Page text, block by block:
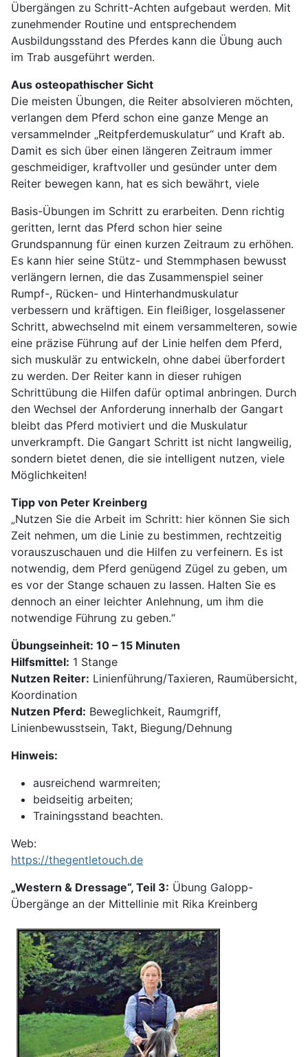
Übergängen zu Schritt-Achten aufgebaut werden. Mit
zunehmender Routine und entsprechendem
Ausbildungsstand des Pferdes kann die Übung auch
im Trab ausgeführt werden.
Aus osteopathischer Sicht
Die meisten Übungen, die Reiter absolvieren möchten,
verlangen dem Pferd schon eine ganze Menge an
versammelnder „Reitpferdemuskulatur“ und Kraft ab.
Damit es sich über einen längeren Zeitraum immer
geschmeidiger, kraftvoller und gesünder unter dem
Reiter bewegen kann, hat es sich bewährt, viele
Basis-Übungen im Schritt zu erarbeiten. Denn richtig
geritten, lernt das Pferd schon hier seine
Grundspannung für einen kurzen Zeitraum zu erhöhen.
Es kann hier seine Stütz- und Stemmphasen bewusst
verlängern lernen, die das Zusammenspiel seiner
Rumpf-, Rücken- und Hinterhandmuskulatur
verbessern und kräftigen. Ein fleißiger, losgelassener
Schritt, abwechselnd mit einem versammelteren, sowie
eine präzise Führung auf der Linie helfen dem Pferd,
sich muskulär zu entwickeln, ohne dabei überfordert
zu werden. Der Reiter kann in dieser ruhigen
Schrittübung die Hilfen dafür optimal anbringen. Durch
den Wechsel der Anforderung innerhalb der Gangart
bleibt das Pferd motiviert und die Muskulatur
unverkrampft. Die Gangart Schritt ist nicht langweilig,
sondern bietet denen, die sie intelligent nutzen, viele
Möglichkeiten!
Tipp von Peter Kreinberg
„Nutzen Sie die Arbeit im Schritt: hier können Sie sich
Zeit nehmen, um die Linie zu bestimmen, rechtzeitig
vorauszuschauen und die Hilfen zu verfeinern. Es ist
notwendig, dem Pferd genügend Zügel zu geben, um
es vor der Stange schauen zu lassen. Halten Sie es
dennoch an einer leichter Anlehnung, um ihm die
notwendige Führung zu geben.“
Übungseinheit: 10 – 15 Minuten
Hilfsmittel: 1 Stange
Nutzen Reiter: Linienführung/Taxieren, Raumübersicht,
Koordination
Nutzen Pferd: Beweglichkeit, Raumgriff,
Linienbewusstsein, Takt, Biegung/Dehnung
Hinweis:
ausreichend warmreiten;
beidseitig arbeiten;
Trainingsstand beachten.
Web:
https://thegentletouch.de
„Western & Dressage“, Teil 3: Übung Galopp-
Übergänge an der Mittellinie mit Rika Kreinberg